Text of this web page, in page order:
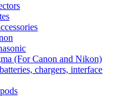
(For Canon and Nikon)
chargers, interface